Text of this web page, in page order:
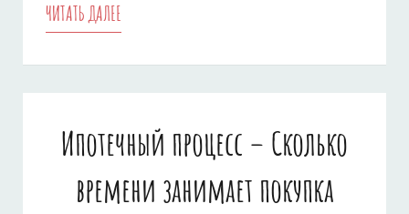
ЧИТАТЬ ДАЛЕЕ
СКОЛЬКО
ВРЕМЕНИ
Ипотечный процесс – Сколько
времени занимает покупка